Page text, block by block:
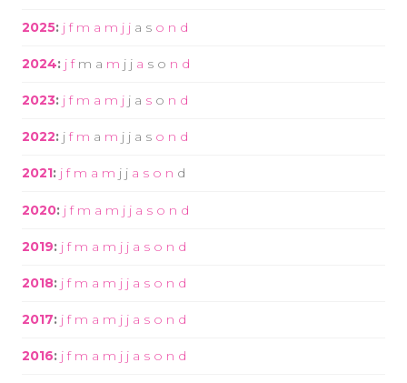
2025: j f m a m j j a s o n d
2024: j f m a m j j a s o n d
2023: j f m a m j j a s o n d
2022: j f m a m j j a s o n d
2021: j f m a m j j a s o n d
2020: j f m a m j j a s o n d
2019: j f m a m j j a s o n d
2018: j f m a m j j a s o n d
2017: j f m a m j j a s o n d
2016: j f m a m j j a s o n d